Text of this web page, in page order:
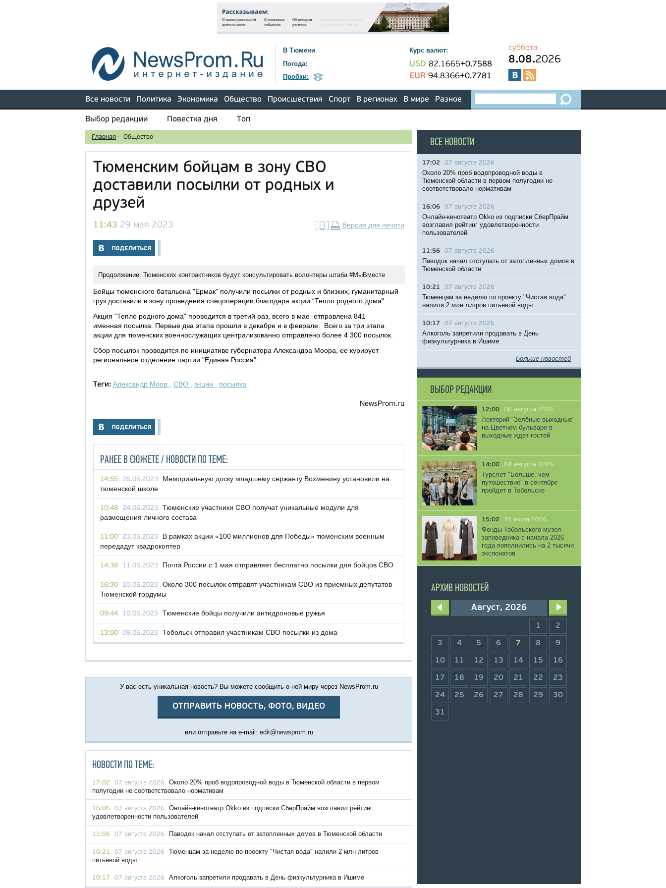
В Тюмени
Погода:
Пробки:
Курс валют:
USD 82.1665+0.7588
EUR 94.8366+0.7781
суббота
8.08.2026
Все новости Политика Экономика Общество Происшествия Спорт В регионах В мире Разное
Выбор редакции Повестка дня Топ
Главная - Общество
Тюменским бойцам в зону СВО
доставили посылки от родных и
друзей
11:43 29 мая 2023 Версия для печати
Продолжение: Тюменских контрактников будут консультировать волонтеры штаба #МыВместе
Бойцы тюменского батальона "Ермак" получили посылки от родных и близких, гуманитарный
груз доставили в зону проведения спецоперации благодаря акции “Тепло родного дома".
Акция "Тепло родного дома" проводится в третий раз, всего в мае отправлена 841
именная посылка. Первые два этапа прошли в декабре и в феврале. Всего за три этапа
акции для тюменских военнослужащих централизованно отправлено более 4 300 посылок.
Сбор посылок проводится по инициативе губернатора Александра Моора, ее курирует
региональное отделение партии "Единая Россия".
Теги: Александр Моор СВО акции посылка
NewsProm.ru
РАНЕЕ В СЮЖЕТЕ / НОВОСТИ ПО ТЕМЕ:
14:55 26.05.2023
Мемориальную доску младшему сержанту Вохменину установили на
тюменской школе
10:48 24.05.2023
Тюменские участники СВО получат уникальные модули для
размещения личного состава
11:00 23.05.2023
В рамках акции «100 миллионов для Победы» тюменским военным
передадут квадрокоптер
14:38 11.05.2023 Почта России с 1 мая отправляет бесплатно посылки для бойцов СВО
16:30 10.05.2023
Около 300 посылок отправят участникам СВО из приемных депутатов
Тюменской гордумы
09:44 10.05.2023 Тюменские бойцы получили антидроновые ружья
13:00 09.05.2023 Тобольск отправил участникам СВО посылки из дома
У вас есть уникальная новость? Вы можете сообщить о ней миру через NewsProm.ru
ОТПРАВИТЬ НОВОСТЬ, ФОТО, ВИДЕО
или отправьте на e-mail: edit@newsprom.ru
НОВОСТИ ПО ТЕМЕ:
17:02 07 августа 2026
Около 20% проб водопроводной воды в Тюменской области в первом
полугодии не соответствовало нормативам
16:06 07 августа 2026
Онлайн-кинотеатр Okko из подписки СберПрайм возглавил рейтинг
удовлетворенности пользователей
11:56 07 августа 2026 Паводок начал отступать от затопленных домов в Тюменской области
10:21 07 августа 2026
Тюменцам за неделю по проекту "Чистая вода" налили 2 млн литров
питьевой воды
10:17 07 августа 2026 Алкоголь запретили продавать в День физкультурника в Ишиме
ВСЕ НОВОСТИ
17:02 07 августа 2026
Около 20% проб водопроводной воды в
Тюменской области в первом полугодии не
соответствовало нормативам
16:06 07 августа 2026
Онлайн-кинотеатр Okko из подписки СберПрайм
возглавил рейтинг удовлетворенности
пользователей
11:56 07 августа 2026
Паводок начал отступать от затопленных домов в
Тюменской области
10:21 07 августа 2026
Тюменцам за неделю по проекту "Чистая вода"
налили 2 млн литров питьевой воды
10:17 07 августа 2026
Алкоголь запретили продавать в День
физкультурника в Ишиме
Больше новостей
ВЫБОР РЕДАКЦИИ
12:00 06 августа 2026
Лекторий "Зелёные выходные"
на Цветном бульваре в
выходные ждет гостей
14:00 04 августа 2026
Турслет "Больше, чем
путешествие" в сентябре
пройдет в Тобольске
15:02 31 июля 2026
Фонды Тобольского музея-
заповедника с начала 2026
года пополнились на 2 тысячи
экспонатов
АРХИВ НОВОСТЕЙ
Август, 2026
1 2
3 4 5 6 7 8 9
10 11 12 13 14 15 16
17 18 19 20 21 22 23
24 25 26 27 28 29 30
31